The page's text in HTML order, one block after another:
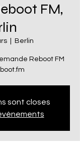
FM,
Berlin
Reboot FM
sont closes